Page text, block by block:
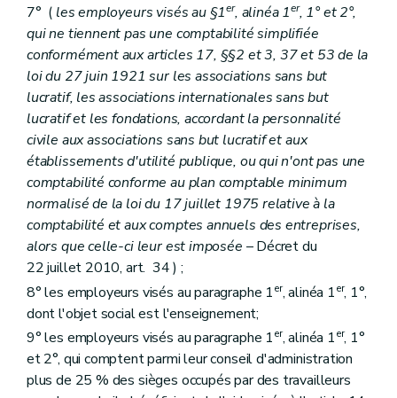
7° ( les employeurs visés au §1er, alinéa 1er, 1° et 2°,
qui ne tiennent pas une comptabilité simplifiée
conformément aux articles 17, §§2 et 3, 37 et 53 de la
loi du 27 juin 1921 sur les associations sans but
lucratif, les associations internationales sans but
lucratif et les fondations, accordant la personnalité
civile aux associations sans but lucratif et aux
établissements d'utilité publique, ou qui n'ont pas une
comptabilité conforme au plan comptable minimum
normalisé de la loi du 17 juillet 1975 relative à la
comptabilité et aux comptes annuels des entreprises,
alors que celle-ci leur est imposée – Décret du
22 juillet 2010, art. 34 ) ;
8° les employeurs visés au paragraphe 1er, alinéa 1er, 1°,
dont l'objet social est l'enseignement;
9° les employeurs visés au paragraphe 1er, alinéa 1er, 1°
et 2°, qui comptent parmi leur conseil d'administration
plus de 25 % des sièges occupés par des travailleurs